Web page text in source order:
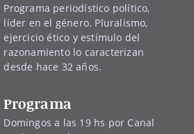
Programa periodístico político,
líder en el género. Pluralismo,
ejercicio ético y estímulo del
razonamiento lo caracterizan
desde hace 32 años.
Programa
Domingos a las 19 hs por Canal